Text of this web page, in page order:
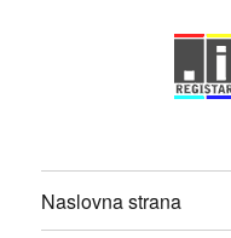
Naslovna strana